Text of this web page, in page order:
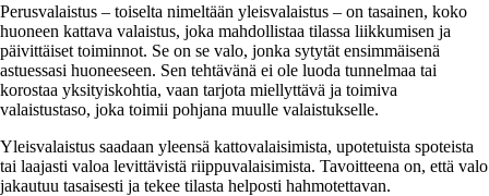
Perusvalaistus – toiselta nimeltään yleisvalaistus – on tasainen, koko
huoneen kattava valaistus, joka mahdollistaa tilassa liikkumisen ja
päivittäiset toiminnot. Se on se valo, jonka sytytät ensimmäisenä
astuessasi huoneeseen. Sen tehtävänä ei ole luoda tunnelmaa tai
korostaa yksityiskohtia, vaan tarjota miellyttävä ja toimiva
valaistustaso, joka toimii pohjana muulle valaistukselle.
Yleisvalaistus saadaan yleensä kattovalaisimista, upotetuista spoteista
tai laajasti valoa levittävistä riippuvalaisimista. Tavoitteena on, että valo
jakautuu tasaisesti ja tekee tilasta helposti hahmotettavan.